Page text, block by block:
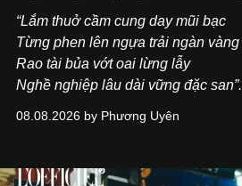
“Lắm thuở cầm cung day mũi bạc
Từng phen lên ngựa trải ngàn vàng
Rao tài bủa vớt oai lừng lẫy
Nghề nghiệp lâu dài vững đặc san”.
08.08.2026 by Phương Uyên